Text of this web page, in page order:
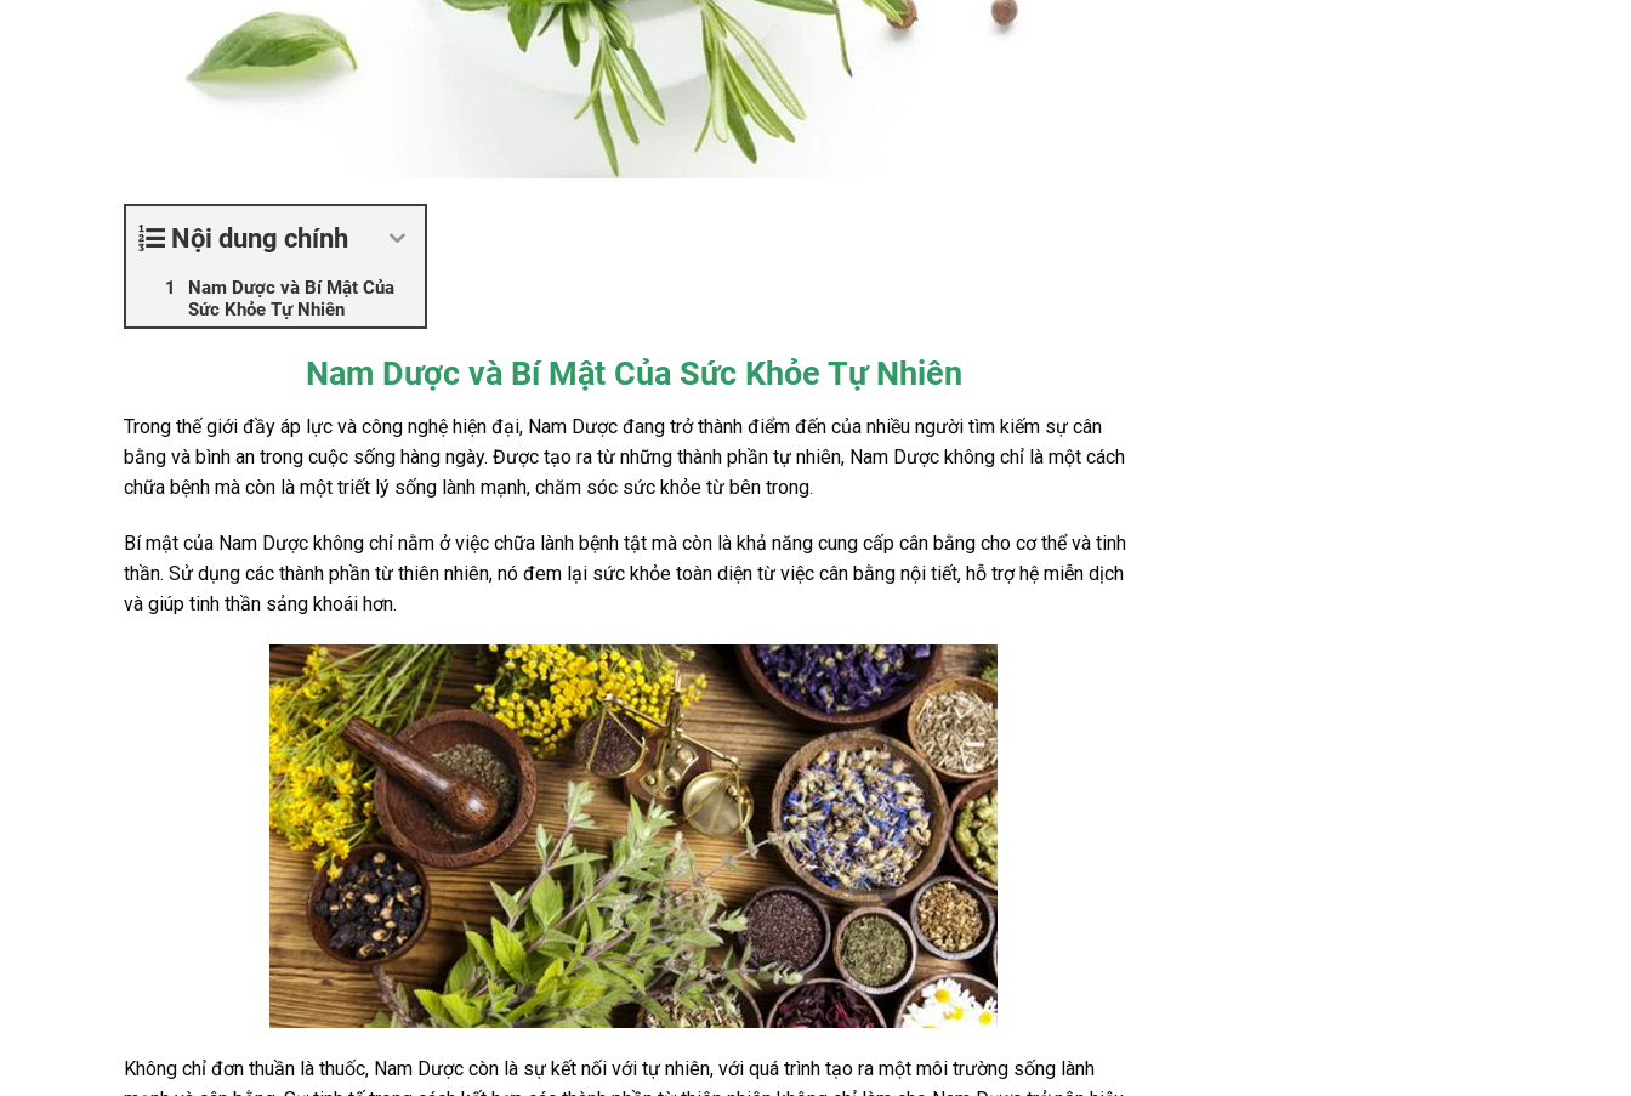
Nội dung chính
Nam Dược và Bí Mật Của
Sức Khỏe Tự Nhiên
Nam Dược và Bí Mật Của Sức Khỏe Tự Nhiên
Trong thế giới đầy áp lực và công nghệ hiện đại, Nam Dược đang trở thành điểm đến của nhiều người tìm kiếm sự cân
bằng và bình an trong cuộc sống hàng ngày. Được tạo ra từ những thành phần tự nhiên, Nam Dược không chỉ là một cách
chữa bệnh mà còn là một triết lý sống lành mạnh, chăm sóc sức khỏe từ bên trong.
Bí mật của Nam Dược không chỉ nằm ở việc chữa lành bệnh tật mà còn là khả năng cung cấp cân bằng cho cơ thể và tinh
thần. Sử dụng các thành phần từ thiên nhiên, nó đem lại sức khỏe toàn diện từ việc cân bằng nội tiết, hỗ trợ hệ miễn dịch
và giúp tinh thần sảng khoái hơn.
Không chỉ đơn thuần là thuốc, Nam Dược còn là sự kết nối với tự nhiên, với quá trình tạo ra một môi trường sống lành